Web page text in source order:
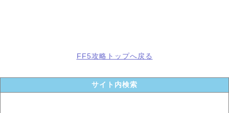
FF5攻略トップへ戻る
サイト内検索